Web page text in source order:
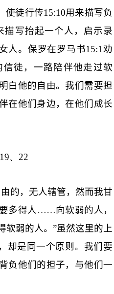
使徒行传15:10用来描写负
描写抬起一个人，启示录
人。保罗在罗马书15:1 劝
徒，一路陪伴他走过软
白他的自由。我们需要担
在他们身边，在他们成长
、 22
的，无人辖管，然而我甘
多得人……向软弱的人，
软弱的人。”虽然这里的上
，却是同一个原则。我们要
负他们的担子，与他们一